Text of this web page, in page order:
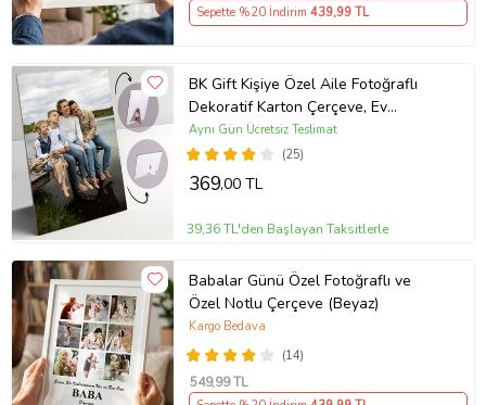
Sepette %20 İndirim 439,99 TL
BK Gift Kişiye Özel Aile Fotoğraflı
Dekoratif Karton Çerçeve, Ev
Hediyesi, Ev Dekorasyonu (Beyaz)
(25)
Aynı Gün Ücretsiz Teslimat
369,00 TL
39,36 TL'den Başlayan Taksitlerle
Babalar Günü Özel Fotoğraflı ve
Özel Notlu Çerçeve (Beyaz)
(14)
Kargo Bedava
549,99 TL